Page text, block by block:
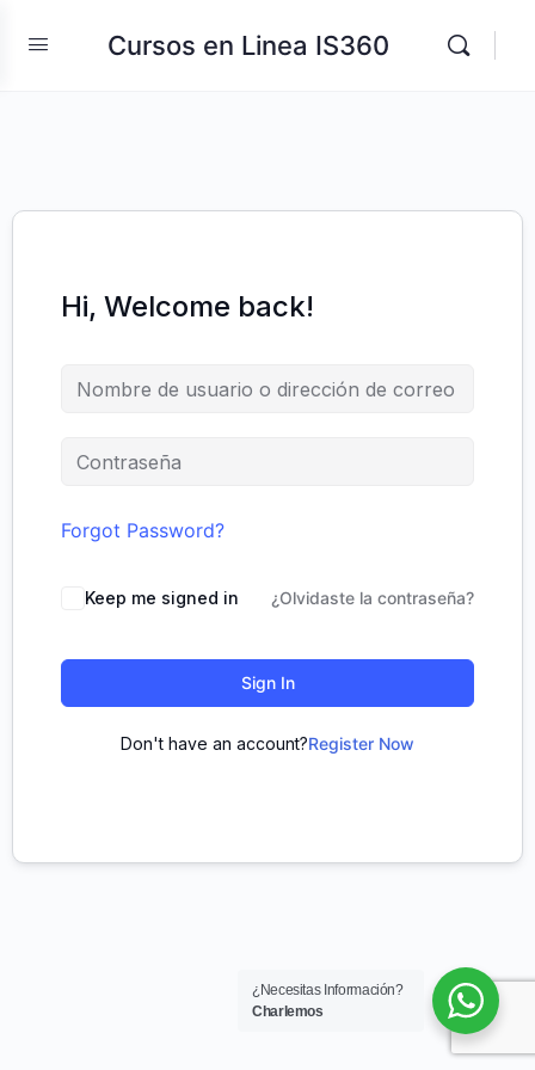
Cursos en Linea IS360
Hi, Welcome back!
Forgot Password?
Keep me signed in ¿Olvidaste la contraseña?
Sign In
Don't have an account?Register Now
¿Necesitas Información?
Charlemos